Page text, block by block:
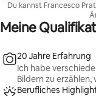
Du kannst Francesco
Meine
20 Jahre Erfahrung
Ich habe
Bildern zu erzählen,
Berufliches